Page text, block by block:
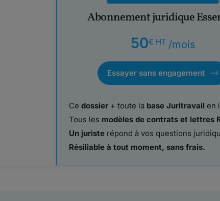
Abonnement juridique
50€ HT /mois
Essayer sans engagement
Cedossier + toute la base Juritravail en
Tous les modèles de contrats et lettres
Un juriste répond à vos questions
Résiliable à tout moment, sans frais.